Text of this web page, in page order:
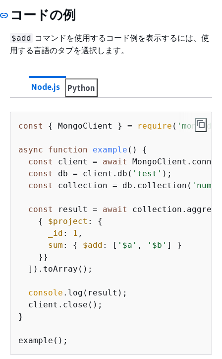
コードの例
$add コマンドを使用するコード例を表示するには、使
用する言語のタブを選択します。
Node.js Python
const { MongoClient } = require ( 'mongodb'
async function example ( ) {
const
client = await
const
db = client.db( 'test' );
const
collection = db.collection(
const result = await
{
$project : {
_id : 1 ,
sum : { $add : [ '$a' , '$b' ] }
    }}
  ]).toArray();
console .log(result);
  client.close();
}
example();